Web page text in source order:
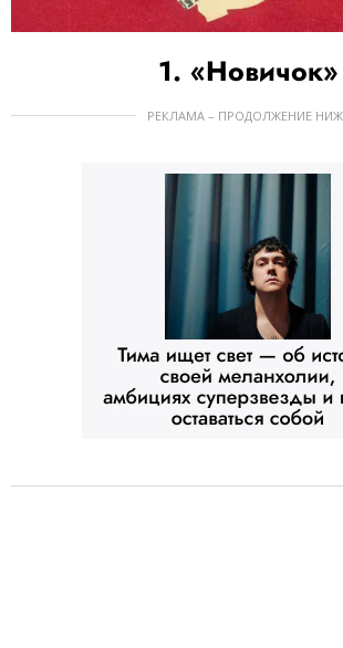
1. «Новичок»
РЕКЛАМА – ПРОДОЛЖЕНИЕ